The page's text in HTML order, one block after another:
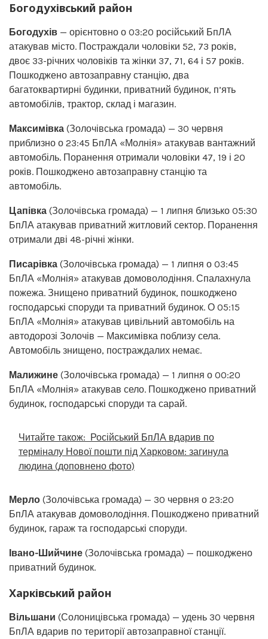
Богодухівський район
Богодухів — орієнтовно о 03:20 російський БпЛА
атакував місто. Постраждали чоловіки 52, 73 років,
двоє 33-річних чоловіків та жінки 37, 71, 64 і 57 років.
Пошкоджено автозаправну станцію, два
багатоквартирні будинки, приватний будинок, п’ять
автомобілів, трактор, склад і магазин.
Максимівка (Золочівська громада) — 30 червня
приблизно о 23:45 БпЛА «Молнія» атакував вантажний
автомобіль. Поранення отримали чоловіки 47, 19 і 20
років. Пошкоджено автозаправну станцію та
автомобіль.
Цапівка (Золочівська громада) — 1 липня близько 05:30
БпЛА атакував приватний житловий сектор. Поранення
отримали дві 48-річні жінки.
Писарівка (Золочівська громада) — 1 липня о 03:45
БпЛА «Молнія» атакував домоволодіння. Спалахнула
пожежа. Знищено приватний будинок, пошкоджено
господарські споруди та приватний будинок. О 05:15
БпЛА «Молнія» атакував цивільний автомобіль на
автодорозі Золочів — Максимівка поблизу села.
Автомобіль знищено, постраждалих немає.
Малижине (Золочівська громада) — 1 липня о 00:20
БпЛА «Молнія» атакував село. Пошкоджено приватний
будинок, господарські споруди та сарай.
Читайте також: Російський БпЛА вдарив по
терміналу Нової пошти під Харковом: загинула
людина (доповнено фото)
Мерло (Золочівська громада) — 30 червня о 23:20
БпЛА атакував домоволодіння. Пошкоджено приватний
будинок, гараж та господарські споруди.
Івано-Шийчине (Золочівська громада) — пошкоджено
приватний будинок.
Харківський район
Вільшани (Солоницівська громада) — удень 30 червня
БпЛА вдарив по території автозаправної станції.